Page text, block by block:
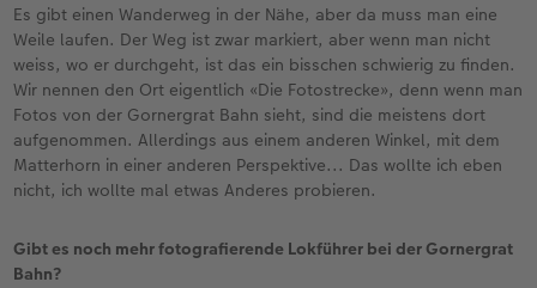
Es gibt einen Wanderweg in der Nähe, aber da muss man eine
Weile laufen. Der Weg ist zwar markiert, aber wenn man nicht
weiss, wo er durchgeht, ist das ein bisschen schwierig zu finden.
Wir nennen den Ort eigentlich «Die Fotostrecke», denn wenn man
Fotos von der Gornergrat Bahn sieht, sind die meistens dort
aufgenommen. Allerdings aus einem anderen Winkel, mit dem
Matterhorn in einer anderen Perspektive... Das wollte ich eben
nicht, ich wollte mal etwas Anderes probieren.
Gibt es noch mehr fotografierende Lokführer bei der Gornergrat
Bahn?